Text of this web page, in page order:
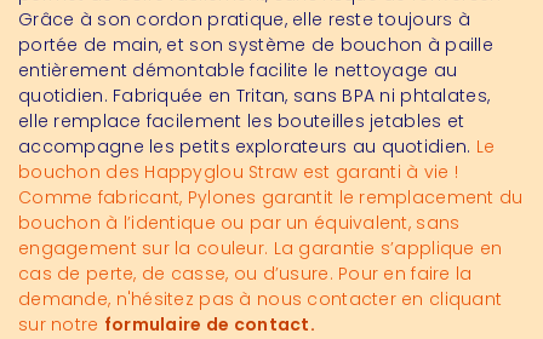
Grâce à son cordon pratique, elle reste toujours à
portée de main, et son système de bouchon à paille
entièrement démontable facilite le nettoyage au
quotidien. Fabriquée en Tritan, sans BPA ni phtalates,
elle remplace facilement les bouteilles jetables et
accompagne les petits explorateurs au quotidien. Le
bouchon des Happyglou Straw est garanti à vie !
Comme fabricant, Pylones garantit le remplacement du
bouchon à l’identique ou par un équivalent, sans
engagement sur la couleur. La garantie s’applique en
cas de perte, de casse, ou d’usure. Pour en faire la
demande, n'hésitez pas à nous contacter en cliquant
sur notre formulaire de contact.